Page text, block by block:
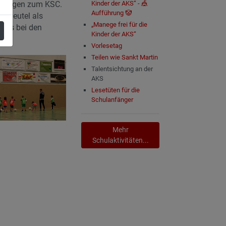
zum KSC.
als
bei den
Kinder der AKS“ - 🎪
Aufführung 🤡
„Manege frei für die
Kinder der AKS“
Vorlesetag
Teilen wie Sankt Martin
Talentsichtung an der
AKS
Lesetüten für die
Schulanfänger
Mehr
Schulaktivitäten...